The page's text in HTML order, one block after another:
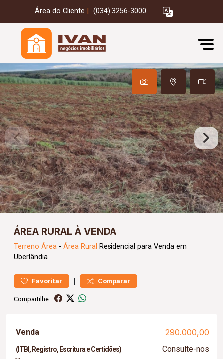
Área do Cliente (034) 3256-3000
ÁREA RURAL À VENDA
Terreno Área - Área Rural Residencial para Venda em
Uberlândia
Favoritar | Comparar
Compartilhe:
Venda 290.000,00
(ITBI, Registro, Escritura e Certidões) Consulte-nos